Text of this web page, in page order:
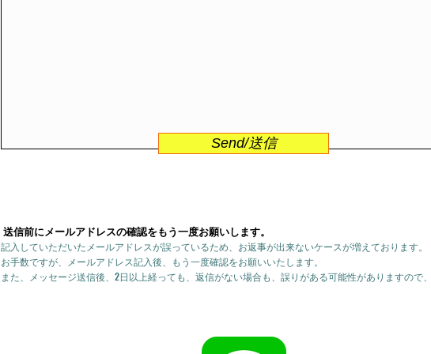
Send/送信
送信前にメールアドレスの確認をもう一度お願いします。
記入していただいたメールアドレスが誤っているため、お返事が出来ないケースが増えております。
お手数ですが、メールアドレス記入後、もう一度確認をお願いいたします。
また、メッセージ送信後、2日以上経っても、返信がない場合も、誤りがある可能性がありますので